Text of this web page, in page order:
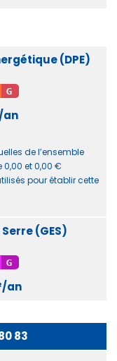
(DPE)
an
de l’ensemble
0,00 et 0,00 €
pour établir cette
(GES)
an
83